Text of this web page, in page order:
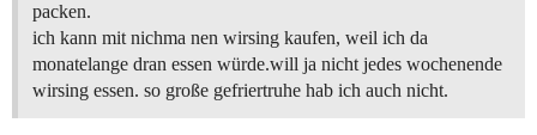
packen.
ich kann mit nichma nen wirsing kaufen, weil ich da
monatelange dran essen würde.will ja nicht jedes wochenende
wirsing essen. so große gefriertruhe hab ich auch nicht.